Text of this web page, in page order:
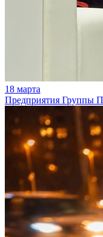
18 марта
Предприятия Группы